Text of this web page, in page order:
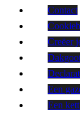
Contact
Creëer
Een
Een